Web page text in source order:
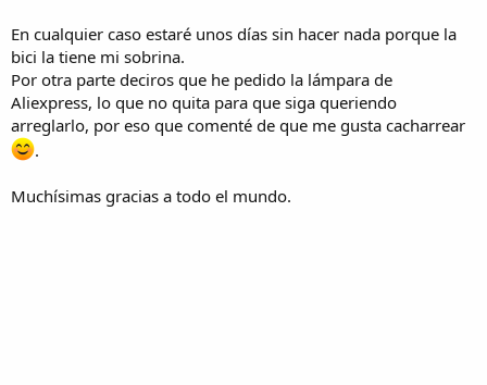
En cualquier caso estaré unos días sin hacer nada porque la
bici la tiene mi sobrina.
Por otra parte deciros que he pedido la lámpara de
Aliexpress, lo que no quita para que siga queriendo
arreglarlo, por eso que comenté de que me gusta cacharrear
.
Muchísimas gracias a todo el mundo.